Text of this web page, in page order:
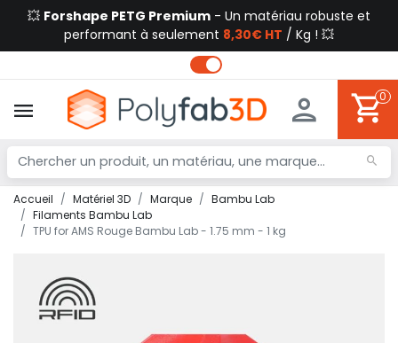
💥 Forshape PETG Premium - Un matériau robuste et
performant à seulement 8,30€ HT / Kg ! 💥
0
Accueil Matériel 3D Marque
Bambu Lab
Filaments Bambu Lab
TPU for AMS Rouge Bambu Lab - 1.75 mm - 1 kg